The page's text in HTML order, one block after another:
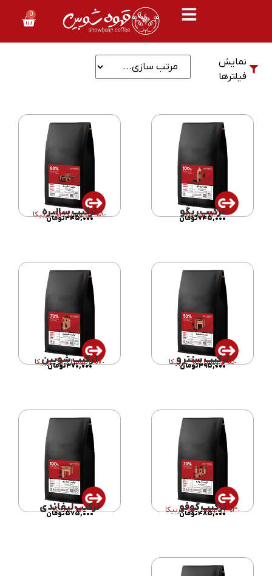
0
نمایش
فیلترها
ترکیب ریگو
١٠٠% ربوستا
۷۴۵,۰۰۰تومان ترکیب سالیره ٨٠% روبوستا ٢٠% عربیکا ۳۴۵,۰۰۰تومان
ترکیب سنترو٥٠% ربوستا ٥٠% عربیکا ۳۹۵,۰۰۰تومان ترکیب شوبین٧٠% ربوستا ٣٠% عربیکا ۳۷۰,۰۰۰تومان
ترکیب گوفو ٣٠% روبوستا ٧٠% عربیکا ۴۸۵,۰۰۰تومان ترکیب لیفاندی
١٠٠% عربیکا
۵۷۵,۰۰۰تومان